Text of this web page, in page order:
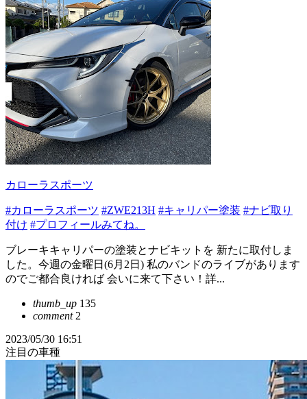
カローラスポーツ
#カローラスポーツ #ZWE213H #キャリパー塗装 #ナビ取り
付け #プロフィールみてね。
ブレーキキャリパーの塗装とナビキットを 新たに取付しま
した。今週の金曜日(6月2日) 私のバンドのライブがあります
のでご都合良ければ 会いに来て下さい！詳...
thumb_up 135
comment2
2023/05/30 16:51
注目の車種